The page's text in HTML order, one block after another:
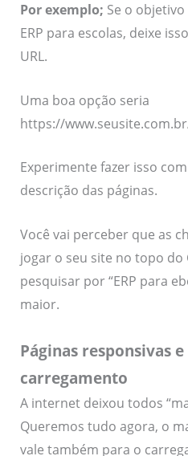
Por exemplo; Se o
ERP para escolas, deixe
URL.
Uma boa opção seria
https://
Experimente fazer isso
descrição das páginas.
Você vai perceber que as
jogar o seu site no topo
pesquisar por “ERP para
maior.
Páginas responsivas
carregamento
A internet deixou todos
Queremos tudo agora, o
vale também para o